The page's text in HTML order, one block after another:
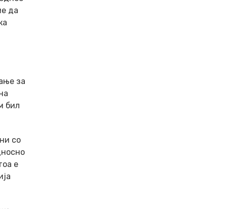
да
за
бил
со
е